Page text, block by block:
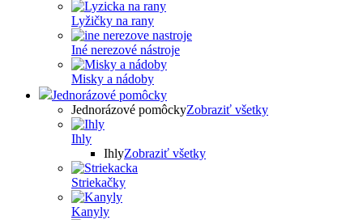
Lyžičky na rany
Iné nerezové nástroje
Misky a nádoby
Jednorázové pomôcky
Jednorázové pomôckyZobraziť všetky
Ihly
IhlyZobraziť všetky
Striekačky
Kanyly